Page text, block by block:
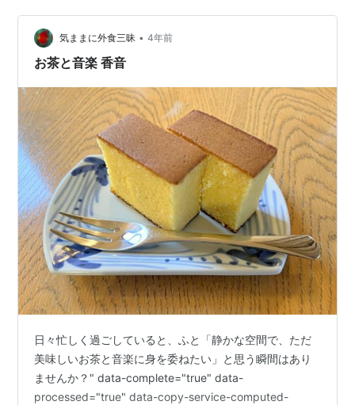
■ JR中央線（東京メトロ東西線経由）…（至・三鷹
駅 吉祥寺駅）
○リスト：駅キーワード
○リスト：駅つきキーワード
気ままに外食三昧 • 4年前
お茶と音楽 香音
日々忙しく過ごしていると、ふと「静かな空間で、ただ
美味しいお茶と音楽に身を委ねたい」と思う瞬間はあり
ませんか？" data-complete="true" data-
processed="true" data-copy-service-computed-